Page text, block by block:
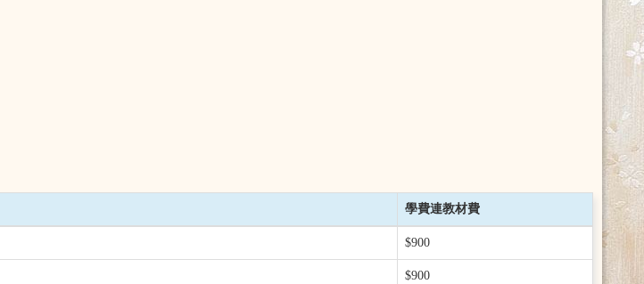
學費連教材費
$900
$900